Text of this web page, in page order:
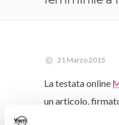
21 Marzo 2015
La testata online
un articolo,